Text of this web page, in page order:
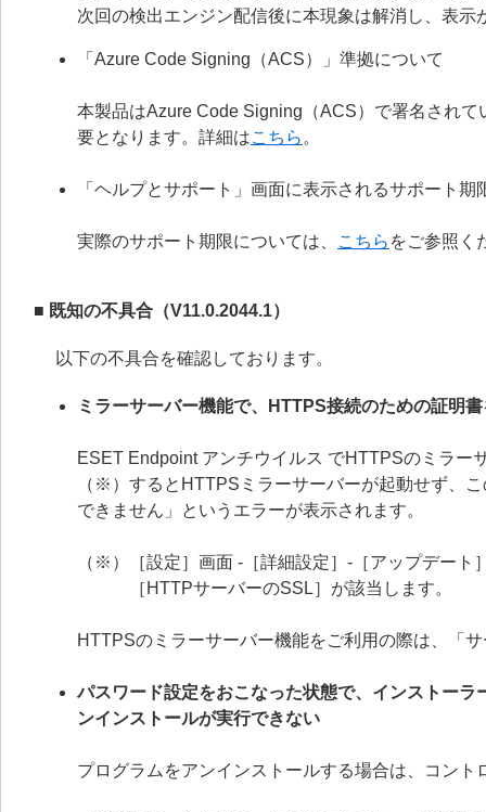
次回の検出エンジン配信後に本現象は解消し、表示
「Azure Code Signing（ACS）」準拠について
本製品はAzure Code Signing（ACS）で署名され
要となります。詳細はこちら 。
「ヘルプとサポート」画面に表示されるサポート
実際のサポート期限については、 こちら をご参照く
■ 既知の不具合（V11.0.2044.1）
以下の不具合を確認しております。
ミラーサーバー機能で、HTTPS接続のための証明
ESET Endpoint アンチウイルス でHTTPSのミラー
（※）するとHTTPSミラーサーバーが起動せず、
できません」というエラーが表示されます。
（※）［設定］画面 -［詳細設定］-［アップデー
［HTTPサーバーのSSL］が該当します。
HTTPSのミラーサーバー機能をご利用の際は、「
パスワード設定をおこなった状態で、インストー
ンインストールが実行できない
プログラムをアンインストールする場合は、コン